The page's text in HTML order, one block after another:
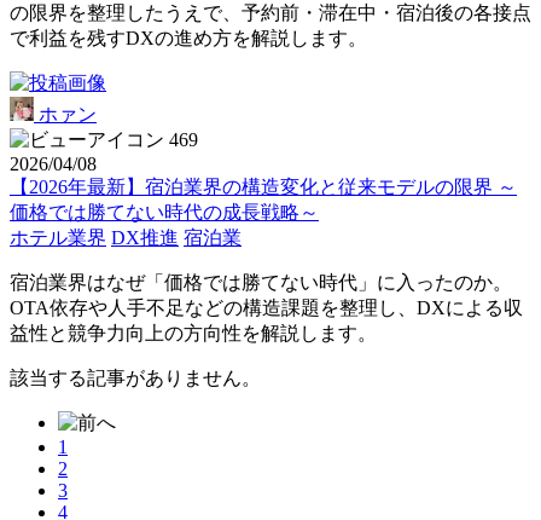
の限界を整理したうえで、予約前・滞在中・宿泊後の各接点
で利益を残すDXの進め方を解説します。
ホァン
469
2026/04/08
【2026年最新】宿泊業界の構造変化と従来モデルの限界 ～
価格では勝てない時代の成長戦略～
ホテル業界 DX推進 宿泊業
宿泊業界はなぜ「価格では勝てない時代」に入ったのか。
OTA依存や人手不足などの構造課題を整理し、DXによる収
益性と競争力向上の方向性を解説します。
該当する記事がありません。
1
2
3
4